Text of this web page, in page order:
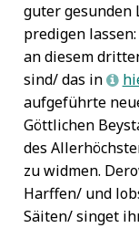
guter gesunden
predigen
an diesem
sind/ das in L
aufgeführte
Göttlichen
des
zu widmen.
Harffen/ und
Säiten/ singet